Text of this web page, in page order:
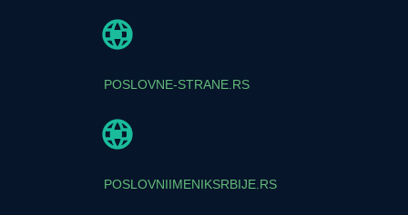
POSLOVNE-STRANE.RS
POSLOVNIIMENIKSRBIJE.RS